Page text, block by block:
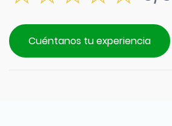
Cuéntanos tu experiencia